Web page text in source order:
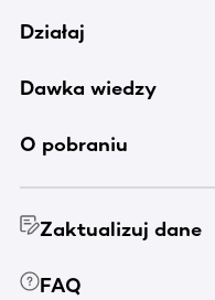
Działaj
Dawka wiedzy
O pobraniu
Zaktualizuj dane
FAQ